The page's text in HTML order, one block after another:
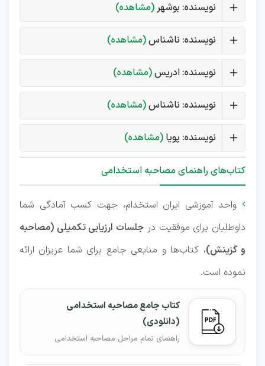
نویسنده: بوشهر(مشاهده)
نویسنده: ناشناس(مشاهده)
نویسنده: ادریس(مشاهده)
نویسنده: ناشناس(مشاهده)
نویسنده: پویا (مشاهده)
کتاب‌های راهنمای مصاحبه استخدامی
 واحد آموزشی ایران استخدام، جهت کسب آمادگی شما
داوطلبان برای موفقیت در جلسات ارزیابی تکمیلی (مصاحبه
و گزینش)، کتاب‌ها و منابعی جامع برای شما عزیزان ارائه
نموده است.
کتاب جامع مصاحبه استخدامی
(دانلودی)
راهنمای تمام مراحل مصاحبه استخدامی